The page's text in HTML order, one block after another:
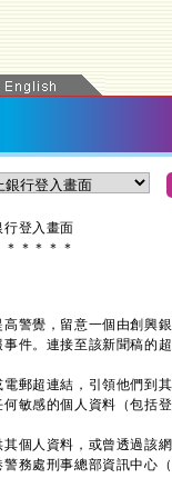
登入畫面
＊ ＊ ＊ ＊ ＊
覺，留意一個由創興
件。連接至該新聞稿的
超連結，引領他們到其
敏感的個人資料（包括
人資料，或曾透過該網
務處刑事總部資訊中心